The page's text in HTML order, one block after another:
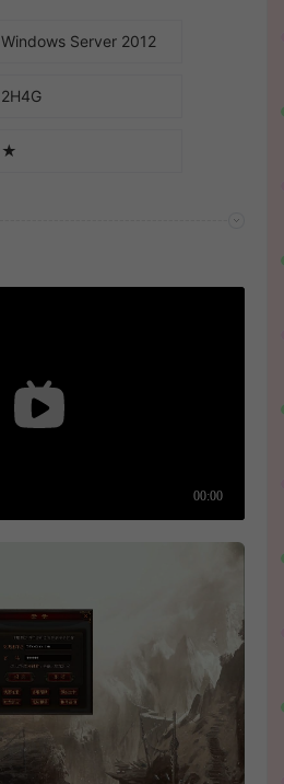
Windows Server 2012
2H4G
★